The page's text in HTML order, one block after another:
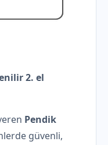
2. el
Pendik
güvenli,